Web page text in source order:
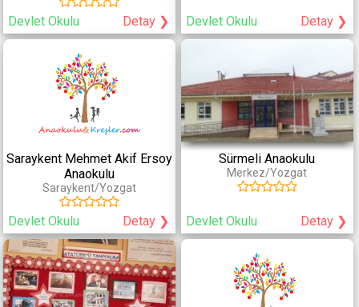
Devlet Okulu Detay ❯ Devlet Okulu Detay ❯
Saraykent Mehmet Akif Ersoy
Anaokulu
Saraykent/Yozgat
Devlet Okulu Detay ❯
Sürmeli Anaokulu
Merkez/Yozgat
Devlet Okulu Detay ❯